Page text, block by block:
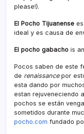
please!).
El Pocho Tijuanense
ideal y es causa de
El pocho gabacho is
Pocos saben de este
de renaissancepor
esta dando por
estan rejuveneciendo
pochos se están
sometidos durante
pocho.com fundado